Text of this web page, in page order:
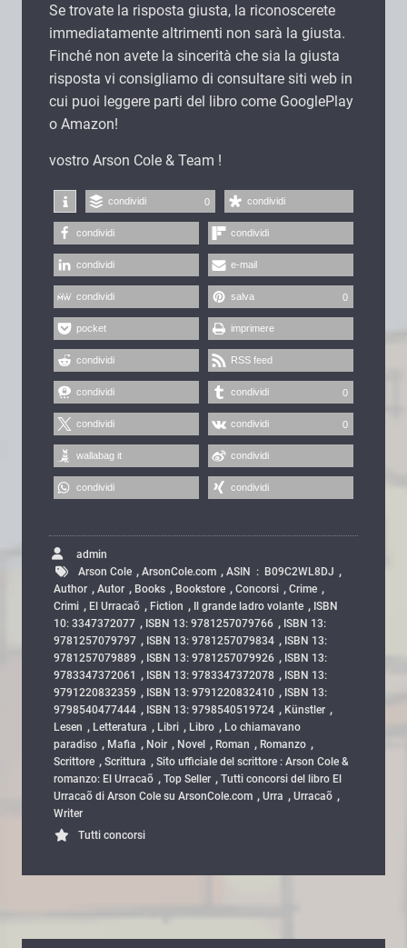
Se trovate la risposta giusta, la riconoscerete
immediatamente altrimenti non sarà la giusta.
Finché non avete la sincerità che sia la giusta
risposta vi consigliamo di consultare siti web in
cui puoi leggere parti del libro come GooglePlay
o Amazon!
vostro Arson Cole & Team !
condividi 0 condividi
condividi condividi
condividi e-mail
condividi salva 0
pocket imprimere
condividi RSS feed
condividi condividi 0
condividi condividi 0
wallabag it condividi
condividi condividi
admin
Arson Cole , ArsonCole.com , ASIN ‏ : ‎ B09C2WL8DJ ,
Author , Autor , Books , Bookstore , Concorsi , Crime ,
Crimi , El Urracaõ , Fiction , Il grande ladro volante , ISBN
10: 3347372077 , ISBN 13: 9781257079766 , ISBN 13:
9781257079797 , ISBN 13: 9781257079834 , ISBN 13:
9781257079889 , ISBN 13: 9781257079926 , ISBN 13:
9783347372061
, ISBN 13: 9783347372078 , ISBN 13:
9791220832359 , ISBN 13: 9791220832410 , ISBN 13:
9798540477444 , ISBN 13: 9798540519724 , Künstler ,
Lesen , Letteratura , Libri , Libro , Lo chiamavano
paradiso , Mafia , Noir , Novel , Roman , Romanzo ,
Scrittore , Scrittura , Sito ufficiale del scrittore : Arson Cole &
romanzo: El Urracaõ , Top Seller , Tutti concorsi del libro El
Urracaõ di Arson Cole su ArsonCole.com , Urra , Urracaõ ,
Writer
Tutti concorsi